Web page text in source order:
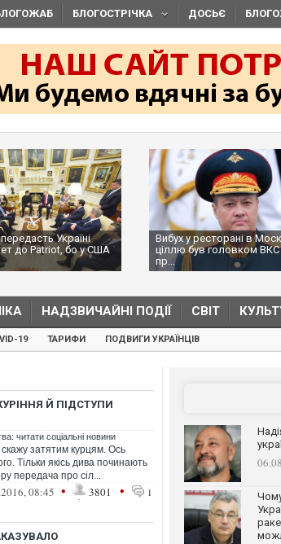
БЛОГОСТРІЧКА ДОСЬЄ
Україні
до Patriot, бо у США
Вибух у ресторані в
ціллю був головком ВКС
пр...
НАДЗВИЧАЙНІ ПОДІЇ СВІТ
19 ТАРИФИ ПОДВИГИ УКРАЇНЦІВ
Й ПІДСТУПИ
читати соціальні новини
затятим курцям. Ось
Тільки якісь дива починають
передача про сіл...
08:45 • 3801 • 1